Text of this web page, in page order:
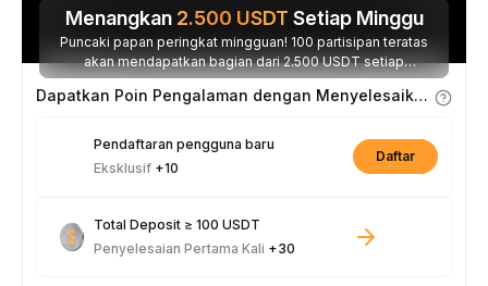
Menangkan 2.500 USDT Setiap Minggu
Puncaki papan peringkat mingguan! 100 partisipan teratas
akan mendapatkan bagian dari 2.500 USDT setiap
minggunya.
Dapatkan Poin Pengalaman dengan Menyelesaikan Tugas
Pendaftaran pengguna baru
Eksklusif +10
Daftar
Total Deposit ≥ 100 USDT
Penyelesaian Pertama Kali +30